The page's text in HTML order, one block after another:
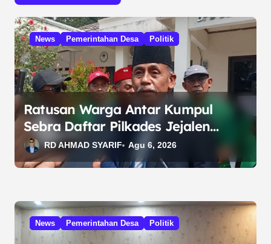
a
s
i
p
o
s
News Pemerintahan Desa Politik
Ratusan Warga Antar Kumpul
Sebra Daftar Pilkades Jejalen
Jaya, Serukan Pemilu Damai
RD AHMAD SYARIF Agu 6, 2026
News Pemerintahan Desa Politik